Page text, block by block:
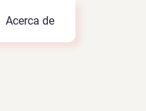
Acerca de